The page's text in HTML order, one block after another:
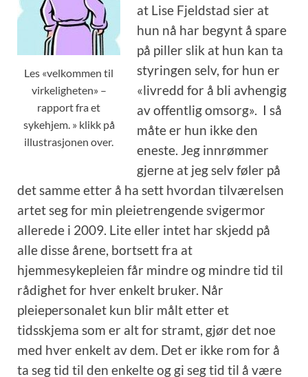
Les «velkommen til
virkeligheten» –
rapport fra et
sykehjem. » klikk på
illustrasjonen over.
at Lise Fjeldstad sier at
hun nå har begynt å spare
på piller slik at hun kan ta
styringen selv, for hun er
«livredd for å bli avhengig
av offentlig omsorg». I så
måte er hun ikke den
eneste. Jeg innrømmer
gjerne at jeg selv føler på
det samme etter å ha sett hvordan tilværelsen
artet seg for min pleietrengende svigermor
allerede i 2009. Lite eller intet har skjedd på
alle disse årene, bortsett fra at
hjemmesykepleien får mindre og mindre tid til
rådighet for hver enkelt bruker. Når
pleiepersonalet kun blir målt etter et
tidsskjema som er alt for stramt, gjør det noe
med hver enkelt av dem. Det er ikke rom for å
ta seg tid til den enkelte og gi seg tid til å være